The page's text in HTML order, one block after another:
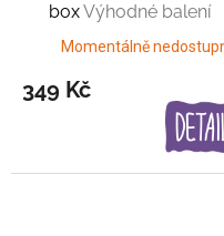
boxVýhodné balení
Momentálně
349 Kč